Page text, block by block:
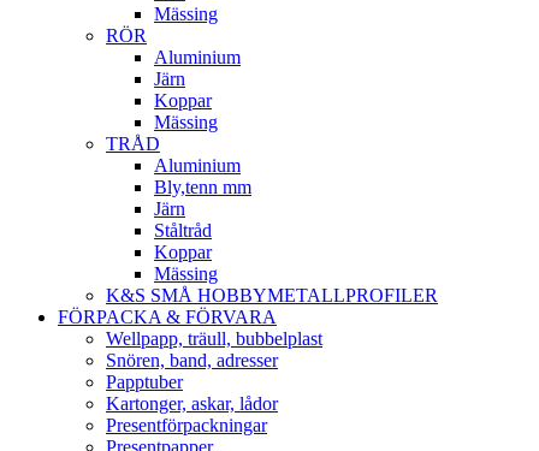
Mässing
RÖR
Aluminium
Järn
Koppar
Mässing
TRÅD
Aluminium
Bly,tenn mm
Järn
Ståltråd
Koppar
Mässing
K&S SMÅ HOBBYMETALLPROFILER
FÖRPACKA & FÖRVARA
Wellpapp, träull, bubbelplast
Snören, band, adresser
Papptuber
Kartonger, askar, lådor
Presentförpackningar
Presentpapper